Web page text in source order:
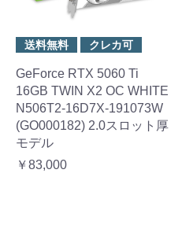
送料無料 クレカ可
GeForce RTX 5060 Ti
16GB TWIN X2 OC WHITE
N506T2-16D7X-191073W
(GO000182) 2.0スロット厚
モデル
￥83,000